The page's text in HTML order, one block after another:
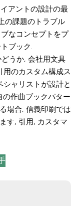
アントの設計の最
の課題のトラブル
なコンセプトをプ
ブック.
うか, 会社用文具
用のカスタム構成ス
ャリストが設計と
作曲ブックパター
場合, 信義印刷では
す, 引用, カスタマ